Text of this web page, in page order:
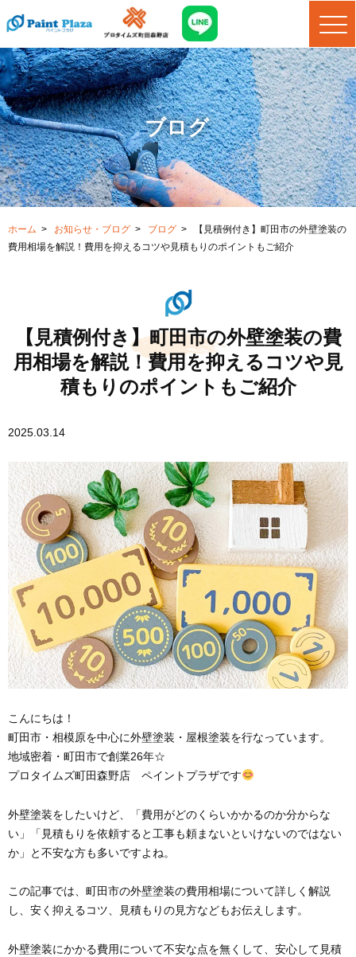
ブログ
ホーム > お知らせ・ブログ > ブログ >
【見積例付き】町田市の外壁塗装の
費用相場を解説！費用を抑えるコツや見積もりのポイントもご紹介
【見積例付き】町田市の外壁塗装の費
用相場を解説！費用を抑えるコツや見
積もりのポイントもご紹介
2025.03.14
こんにちは！
町田市・相模原を中心に外壁塗装・屋根塗装を行なっています。
地域密着・町田市で創業26年☆
プロタイムズ町田森野店 ペイントプラザです
外壁塗装をしたいけど、「費用がどのくらいかかるのか分からな
い」「見積もりを依頼すると工事も頼まないといけないのではない
か」と不安な方も多いですよね。
この記事では、町田市の外壁塗装の費用相場について詳しく解説
し、安く抑えるコツ、見積もりの見方などもお伝えします。
外壁塗装にかかる費用について不安な点を無くして、安心して見積